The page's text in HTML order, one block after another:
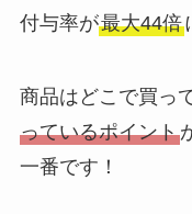
付与率が最大44倍
商品はどこで買っ
っているポイント
一番です！